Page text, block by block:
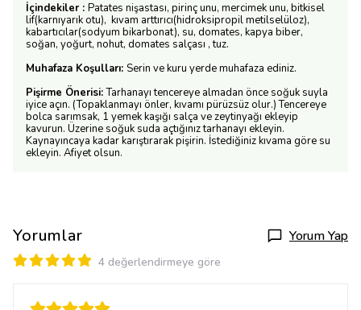
İçindekiler : Patates nişastası, pirinç unu, mercimek unu, bitkisel
lif(karnıyarık otu), kıvam arttırıcı(hidroksipropil metilselüloz),
kabartıcılar(sodyum bikarbonat), su, domates, kapya biber,
soğan, yoğurt, nohut, domates salçası , tuz.
Muhafaza Koşulları: Serin ve kuru yerde muhafaza ediniz.
Pişirme Önerisi:Tarhanayı tencereye almadan önce soğuk suyla
iyice açın. (Topaklanmayı önler, kıvamı pürüzsüz olur.) Tencereye
bolca sarımsak, 1 yemek kaşığı salça ve zeytinyağı ekleyip
kavurun. Üzerine soğuk suda açtığınız tarhanayı ekleyin.
Kaynayıncaya kadar karıştırarak pişirin. İstediğiniz kıvama göre su
ekleyin. Afiyet olsun.
Yorumlar Yorum Yap
4 değerlendirmeye göre